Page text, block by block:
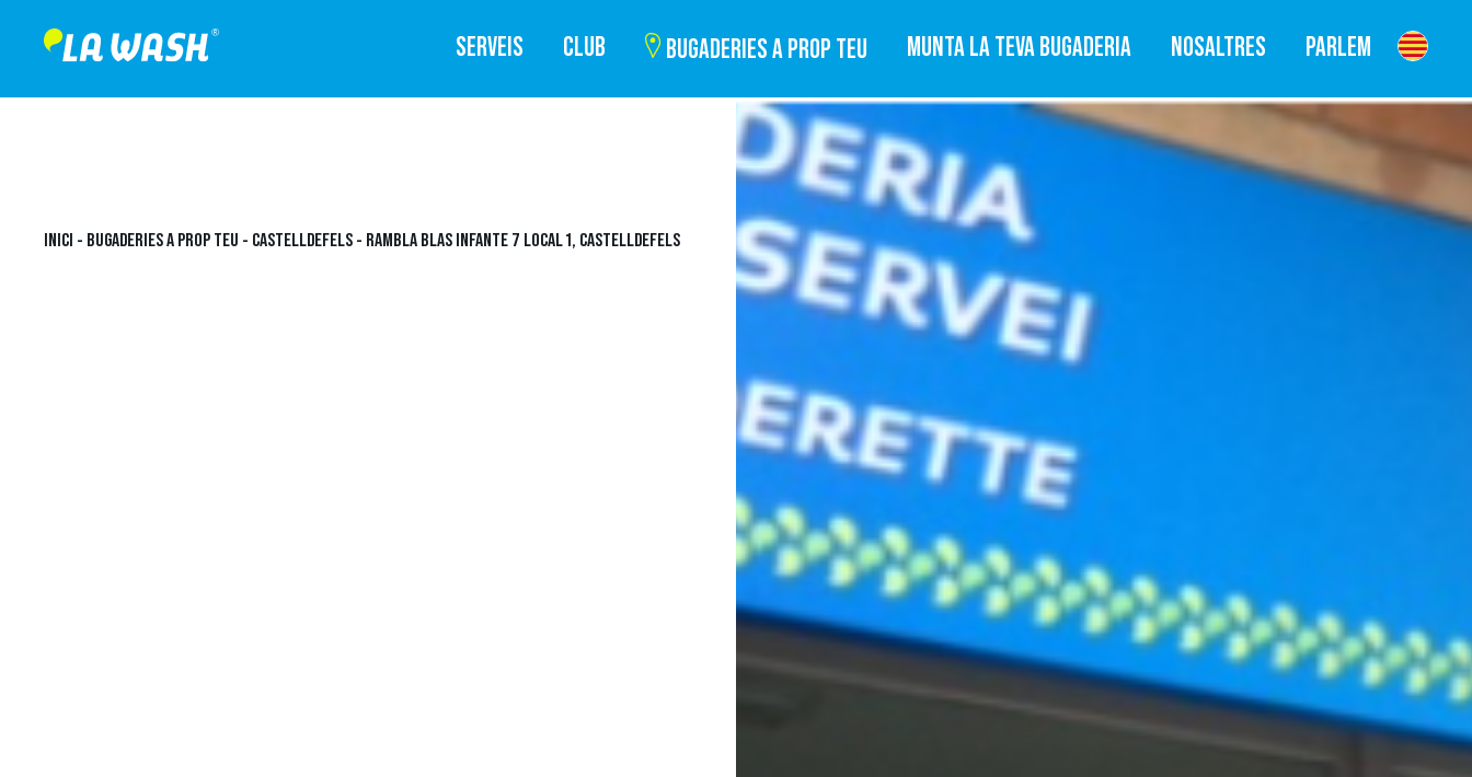
SERVEIS CLUB BUGADERIES A PROP TEU MUNTA LA TEVA BUGADERIA NOSALTRES PARLEM
INICI - BUGADERIES A PROP TEU - CASTELLDEFELS - RAMBLA BLAS INFANTE 7 LOCAL 1, CASTELLDEFELS